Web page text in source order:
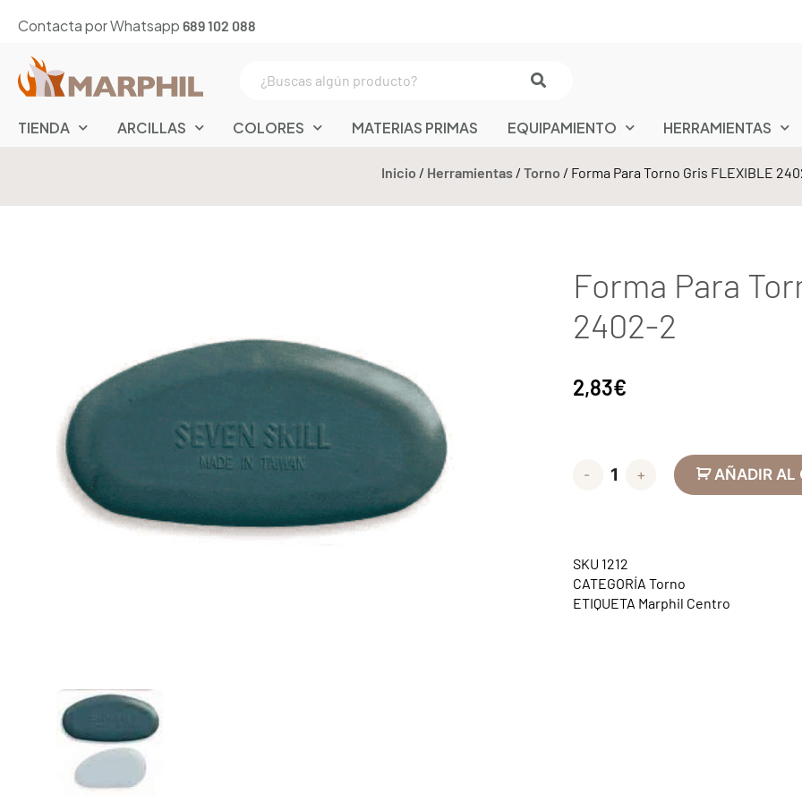
Contacta por Whatsapp 689 102 088
TIENDA ARCILLAS COLORES MATERIAS PRIMAS EQUIPAMIENTO HERRAMIENTAS
Inicio / Herramientas / Torno / Forma Para Torno Gris FLEXIBLE
Forma Para
2402-2
2,83€
- + AÑADIR AL
SKU 1212
CATEGORÍA Torno
ETIQUETA Marphil Centro